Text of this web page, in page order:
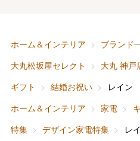
ホーム＆インテリア ブランド
大丸松坂屋セレクト
大丸 神戸
ギフト
結婚お祝い
レイン
ホーム＆インテリア
家電
特集
デザイン家電特集 レ
ファッ
ホーム＆
ベビー
出産
結婚内
お香典
快気
父
お中
敬老